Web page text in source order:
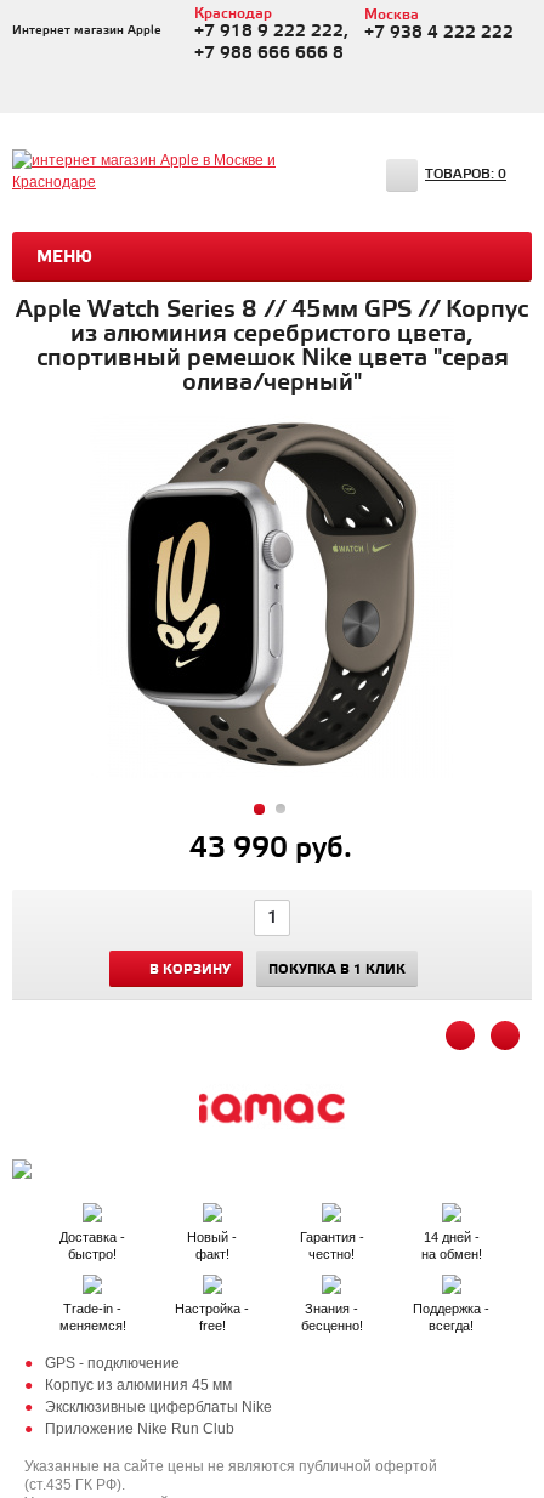
Интернет магазин Apple
Краснодар
+7 918 9 222 222,
+7 988 666 666 8
Москва
+7 938 4 222 222
МЕНЮ
ТОВАРОВ: 0
Apple Watch Series 8 // 45мм GPS // Корпус
из алюминия серебристого цвета,
спортивный ремешок Nike цвета "серая
олива/черный"
43 990 руб.
В КОРЗИНУ ПОКУПКА В 1 КЛИК
Доставка -
быстро!
Новый -
факт!
Гарантия -
честно!
14 дней -
на обмен!
Trade-in -
меняемся!
Настройка -
free!
Знания -
бесценно!
Поддержка -
всегда!
GPS - подключение
Корпус из алюминия 45 мм
Эксклюзивные циферблаты Nike
Приложение Nike Run Club
Указанные на сайте цены не являются публичной офертой
(ст.435 ГК РФ).